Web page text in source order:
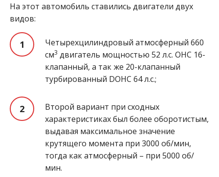
На этот автомобиль ставились двигатели двух
видов:
Четырехцилиндровый атмосферный 660
см3 двигатель мощностью 52 л.с. OHC 16-
клапанный, а так же 20-клапанный
турбированный DOHC 64 л.с.;
Второй вариант при сходных
характеристиках был более оборотистым,
выдавая максимальное значение
крутящего момента при 3000 об/мин,
тогда как атмосферный – при 5000 об/
мин.